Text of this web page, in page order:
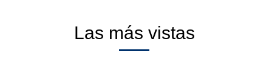
Las más vistas